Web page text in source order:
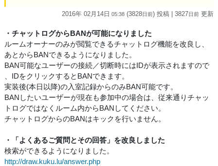
2016年 02月14日 05:38 (3828日前) 投稿 | 3827日前 更新
・チャットログからBANが可能になりました
ルームオーナーのみが閲覧できるチャットログ機能を改良し、
あとからBANできるようになりました。
BAN可能なユーザーの接続／切断時にはIDが表示されますので
、IDをクリックするとBANできます。
実装後(本日以降)の入室記録からのみBAN可能です。
BANしたいユーザーが現在も参加中の場合は、従来通りチャッ
トログではなくルーム内からBANしてください。
チャットログからのBANはキックを行いません。
・「よくあるご質問とその回答」を改良しました
検索ができるようになりました。
http://draw.kuku.lu/answer.php